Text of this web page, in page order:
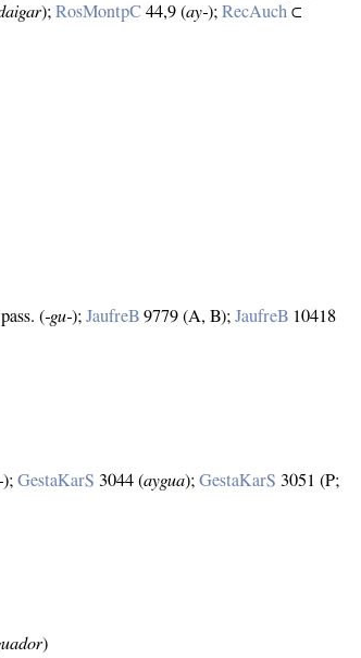
);RosMontpC 44,9 (ay‑);RecAuch ⊂
(‑gu‑);JaufreB 9779 (A, B);JaufreB 10418
);GestaKarS 3044 (aygua);GestaKarS 3051 (P;
)